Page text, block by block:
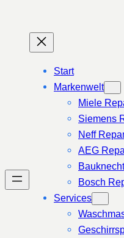
springen
Start
Markenwelt
Miele
Siemens
Neff
AEG
Bosch
Services